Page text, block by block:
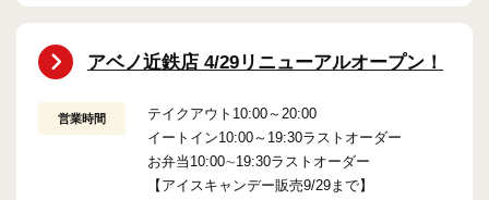
アベノ近鉄店 4/29リニューアルオープン！
営業時間
テイクアウト10:00～20:00
イートイン10:00～19:30ラストオーダー
お弁当10:00∼19:30ラストオーダー
【アイスキャンデー販売9/29まで】